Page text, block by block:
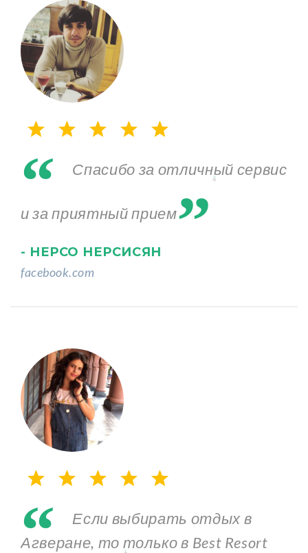
“ Спасибо за отличный сервис
и за приятный прием„
- НЕРСО НЕРСИСЯН
facebook.com
“
Если выбирать отдых в
Агверане, то только в Best Resort